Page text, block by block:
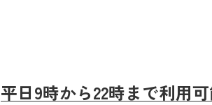
平日9時から22時まで利用